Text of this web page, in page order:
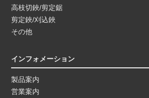
高枝切鋏/剪定鋸
剪定鋏/刈込鋏
その他
インフォメーション
製品案内
営業案内